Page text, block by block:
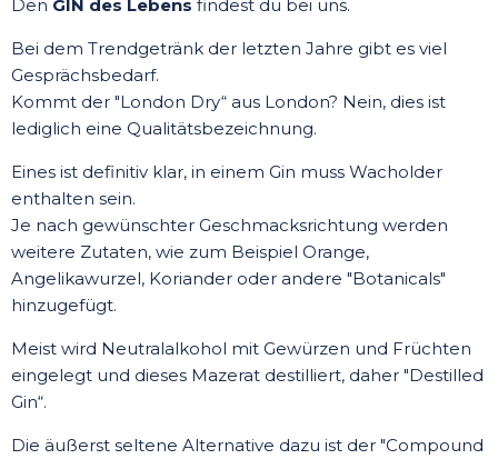
Den GIN des Lebens findest du bei uns.
Bei dem Trendgetränk der letzten Jahre gibt es viel
Gesprächsbedarf.
Kommt der "London Dry“ aus London? Nein, dies ist
lediglich eine Qualitätsbezeichnung.
Eines ist definitiv klar, in einem Gin muss Wacholder
enthalten sein.
Je nach gewünschter Geschmacksrichtung werden
weitere Zutaten, wie zum Beispiel Orange,
Angelikawurzel, Koriander oder andere "Botanicals"
hinzugefügt.
Meist wird Neutralalkohol mit Gewürzen und Früchten
eingelegt und dieses Mazerat destilliert, daher "Destilled
Gin“.
Die äußerst seltene Alternative dazu ist der "Compound